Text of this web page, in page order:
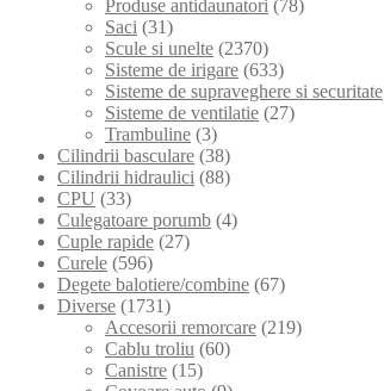
Produse antidaunatori (78)
Saci (31)
Scule si unelte (2370)
Sisteme de irigare (633)
Sisteme de supraveghere si securitate
Sisteme de ventilatie (27)
Trambuline (3)
Cilindrii basculare (38)
Cilindrii hidraulici (88)
CPU (33)
Culegatoare porumb (4)
Cuple rapide (27)
Curele (596)
Degete balotiere/combine (67)
Diverse (1731)
Accesorii remorcare (219)
Cablu troliu (60)
Canistre (15)